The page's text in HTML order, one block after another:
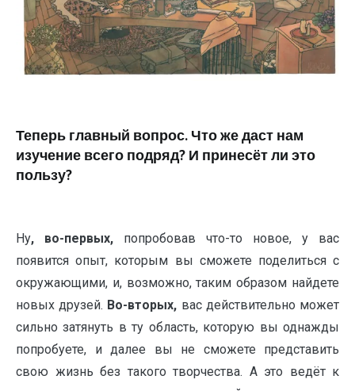
Теперь главный вопрос. Что же даст нам
изучение всего подряд? И принесёт ли это
пользу?
Ну, во-первых, попробовав что-то новое, у вас
появится опыт, которым вы сможете поделиться с
окружающими, и, возможно, таким образом найдете
новых друзей. Во-вторых, вас действительно может
сильно затянуть в ту область, которую вы однажды
попробуете, и далее вы не сможете представить
свою жизнь без такого творчества. А это ведёт к